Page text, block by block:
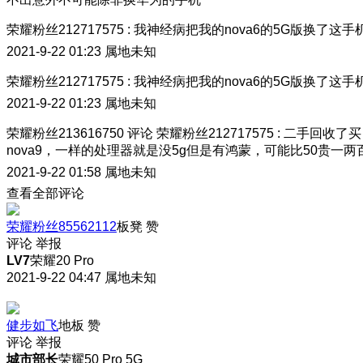
荣耀粉丝212717575 : 我神经病把我的nova6的5G版换了这手
2021-9-22 01:23 属地未知
荣耀粉丝212717575 : 我神经病把我的nova6的5G版换了这手
2021-9-22 01:23 属地未知
荣耀粉丝213616750 评论 荣耀粉丝212717575 : 二手回收了买
nova9，一样的处理器就是没5g但是有鸿蒙，可能比50贵一两
2021-9-22 01:58 属地未知
查看全部评论
荣耀粉丝85562112板凳 赞
评论 举报
LV7荣耀20 Pro
2021-9-22 04:47 属地未知
健步如飞地板 赞
评论 举报
城市部长荣耀50 Pro 5G